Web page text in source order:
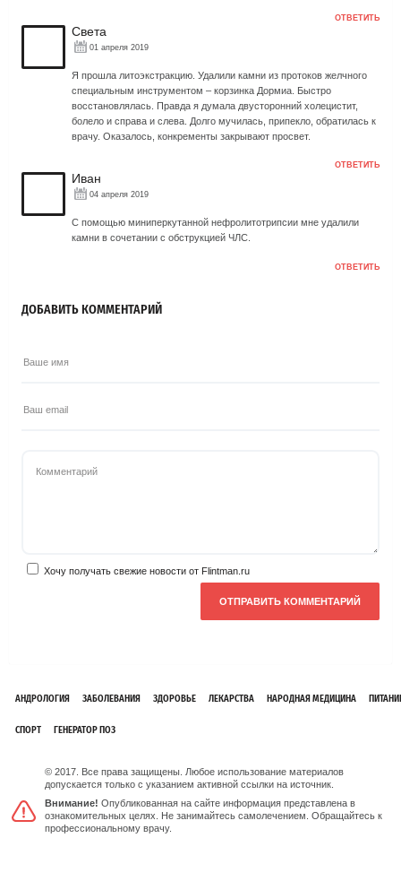
ОТВЕТИТЬ
Света
01 апреля 2019
Я прошла литоэкстракцию. Удалили камни из протоков желчного
специальным инструментом – корзинка Дормиа. Быстро
восстановлялась. Правда я думала двусторонний холецистит,
болело и справа и слева. Долго мучилась, припекло, обратилась к
врачу. Оказалось, конкременты закрывают просвет.
ОТВЕТИТЬ
Иван
04 апреля 2019
С помощью миниперкутанной нефролитотрипсии мне удалили
камни в сочетании с обструкцией ЧЛС.
ОТВЕТИТЬ
ДОБАВИТЬ КОММЕНТАРИЙ
Хочу получать свежие новости от Flintman.ru
АНДРОЛОГИЯ ЗАБОЛЕВАНИЯ ЗДОРОВЬЕ ЛЕКАРСТВА НАРОДНАЯ МЕДИЦИНА
СПОРТ ГЕНЕРАТОР ПОЗ
© 2017. Все права защищены. Любое использование материалов
допускается только с указанием активной ссылки на источник.
Внимание! Опубликованная на сайте информация представлена в
ознакомительных целях. Не занимайтесь самолечением. Обращайтесь к
профессиональному врачу.